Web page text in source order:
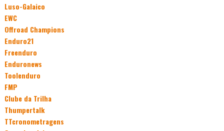
Luso-Galaico
EWC
Offroad Champions
Enduro21
Freenduro
Enduronews
Toolenduro
FMP
Clube da Trilha
Thumpertalk
TTcronometragens